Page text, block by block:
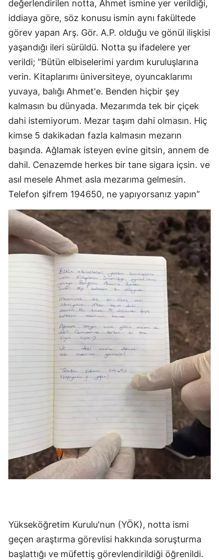
Samsun
Siirt
Sinop
Sivas
Tekirdağ
Tokat
Trabzon
Tunceli
Şanlıurfa
Uşak
Van
Yozgat
Zonguldak
Aksaray
Bayburt
Karaman
Kırıkkale
Batman
Şırnak
Iğdır
Yalova
Karabük
Osmaniye
Düzce
değerlendirilen notta, Ahmet ismine yer verildiği,
iddiaya göre, söz konusu ismin aynı fakültede
görev yapan Arş. Gör. A.P. olduğu ve gönül ilişkisi
yaşandığı ileri sürüldü. Notta şu ifadelere yer
verildi; “Bütün elbiselerimi yardım kuruluşlarına
verin. Kitaplarımı üniversiteye, oyuncaklarımı
yuvaya, balığı Ahmet'e. Benden hiçbir şey
kalmasın bu dünyada. Mezarımda tek bir çiçek
dahi istemiyorum. Mezar taşım dahi olmasın. Hiç
kimse 5 dakikadan fazla kalmasın mezarın
başında. Ağlamak isteyen evine gitsin, annem de
dahil. Cenazemde herkes bir tane sigara içsin. ve
asıl mesele Ahmet asla mezarıma gelmesin.
Telefon şifrem 194650, ne yapıyorsanız yapın”
Yükseköğretim Kurulu'nun (YÖK), notta ismi
geçen araştırma görevlisi hakkında soruşturma
başlattığı ve müfettiş görevlendirildiği öğrenildi.